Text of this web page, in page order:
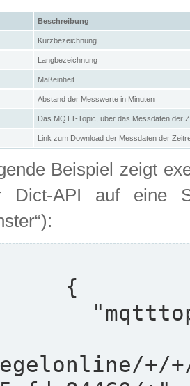
Beschreibung
Kurzbezeichnung
Langbezeichnung
Maßeinheit
Abstand der Messwerte in Minuten
Das MQTT-Topic, über das Messdaten der
Link zum Download der Messdaten der
Beispiel zeigt
Dict-API auf eine
+/